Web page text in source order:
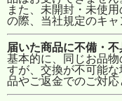
また、未開封・未使
の際、当社規定のキャ
届いた商品に不備・
基本的に、同じお品
すが、交換が不可能
品やご返金でのご対応